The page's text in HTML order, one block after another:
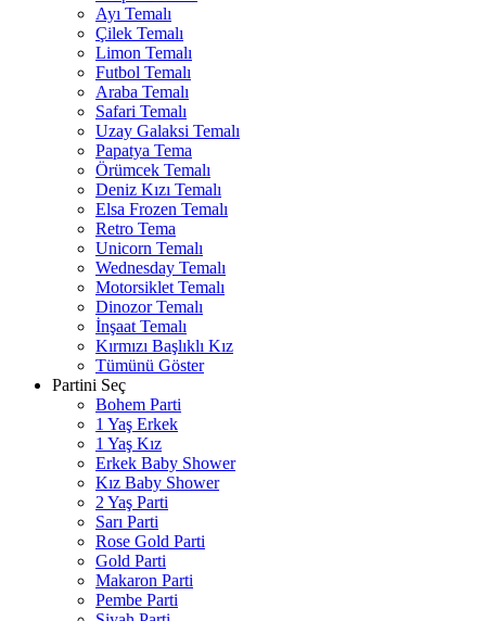
Ayı Temalı
Çilek Temalı
Limon Temalı
Futbol Temalı
Araba Temalı
Safari Temalı
Uzay Galaksi Temalı
Papatya Tema
Örümcek Temalı
Deniz Kızı Temalı
Elsa Frozen Temalı
Retro Tema
Unicorn Temalı
Wednesday Temalı
Motorsiklet Temalı
Dinozor Temalı
İnşaat Temalı
Kırmızı Başlıklı Kız
Tümünü Göster
Partini Seç
Bohem Parti
1 Yaş Erkek
1 Yaş Kız
Erkek Baby Shower
Kız Baby Shower
2 Yaş Parti
Sarı Parti
Rose Gold Parti
Gold Parti
Makaron Parti
Pembe Parti